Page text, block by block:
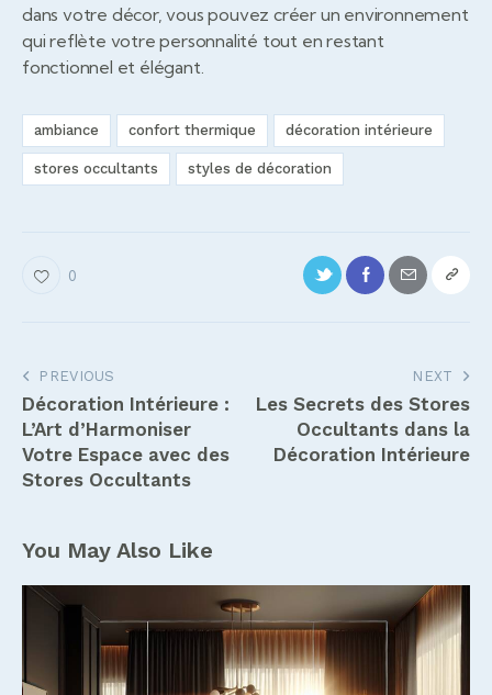
dans votre décor, vous pouvez créer un environnement
qui reflète votre personnalité tout en restant
fonctionnel et élégant.
ambiance confort thermique décoration intérieure
stores occultants styles de décoration
0
Navigation
de
l’article
PREVIOUS
Décoration Intérieure :
L’Art d’Harmoniser
Votre Espace avec des
Stores Occultants
NEXT
Les Secrets des Stores
Occultants dans la
Décoration Intérieure
You May Also Like